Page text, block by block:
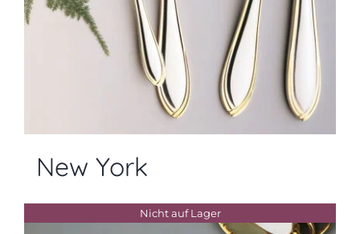
New York
Nicht auf Lager